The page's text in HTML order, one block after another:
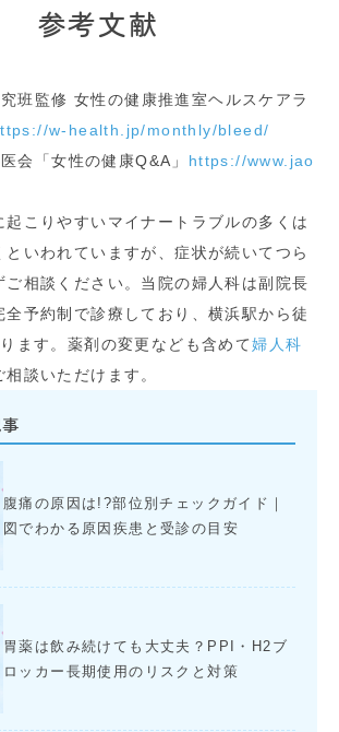
参考文献
班監修 女性の健康推進室ヘルスケアラ
w-health.jp/monthly/bleed/
会「女性の健康Q&A」 https://www.jao
起こりやすいマイナートラブルの多くは
いわれていますが、症状が続いてつら
ご相談ください。当院の婦人科は副院長
全予約制で診療しており、横浜駅から徒
ます。薬剤の変更なども含めて婦人科
相談いただけます。
腹痛の原因は!?部位別チェックガイド｜
図でわかる原因疾患と受診の目安
胃薬は飲み続けても大丈夫？PPI・H2ブ
ロッカー長期使用のリスクと対策